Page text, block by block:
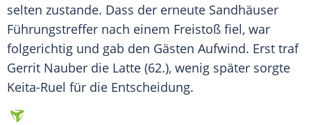
selten zustande. Dass der erneute Sandhäuser
Führungstreffer nach einem Freistoß fiel, war
folgerichtig und gab den Gästen Aufwind. Erst traf
Gerrit Nauber die Latte (62.), wenig später sorgte
Keita-Ruel für die Entscheidung.